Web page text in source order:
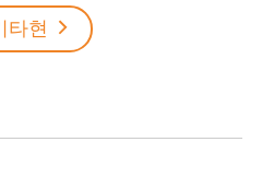
타현